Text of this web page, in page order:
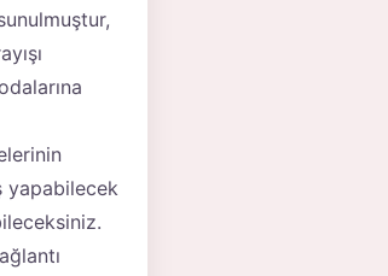
yapabilecek